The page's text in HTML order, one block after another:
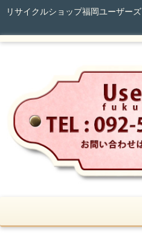
リサイクルショップ福岡ユーザーズ